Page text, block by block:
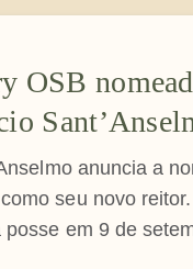
OSB
anuncia a
seu novo
em 9 de